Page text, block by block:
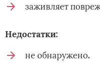
заживляет
Недостатки:
не обнаружено.